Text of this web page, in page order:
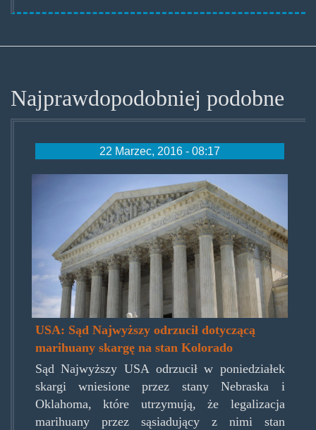
Najprawdopodobniej podobne
22 Marzec, 2016 - 08:17
supremecourt.jpg
USA: Sąd Najwyższy odrzucił dotyczącą
marihuany skargę na stan Kolorado
Sąd Najwyższy USA odrzucił w poniedziałek
skargi wniesione przez stany Nebraska i
Oklahoma, które utrzymują, że legalizacja
marihuany przez sąsiadujący z nimi stan